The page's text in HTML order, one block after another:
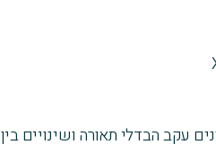
עקב הבדלי תאורה ושינויים בין